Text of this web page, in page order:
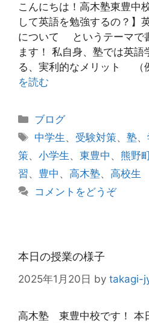
こんにちは！高木塾東豊中
して英語を勉強するの？】
について というテーマで
ます！ 私自身、塾では英語
る、実利的なメリット
を読む
カ
テ
リ
ー
ブログ
タ
グ
中学生 、 受験対策、塾、
策、 小学生 、 東豊中 、 熊野
習、 豊中 、 高木塾、 高校生
コメントをどうぞ
本日の授業の様子
2025年1月20日 by takagi-
高木塾 東豊中校です！ 本